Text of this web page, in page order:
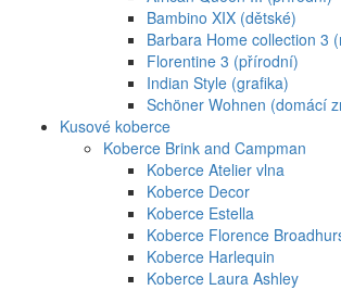
Bambino XIX (dětské)
Barbara Home collection 3
Florentine 3 (přírodní)
Indian Style (grafika)
Schöner Wohnen (domácí
Kusové koberce
Koberce Brink and Campman
Koberce Atelier vlna
Koberce Decor
Koberce Estella
Koberce Florence
Koberce Harlequin
Koberce Laura Ashley